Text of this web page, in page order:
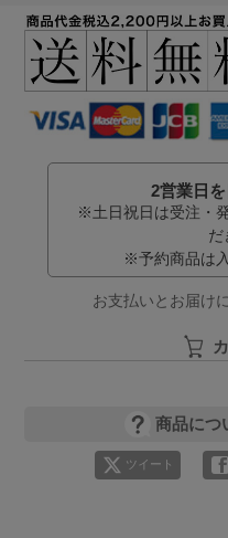
2営業日
※土日祝日は受注・
だ
※予約商品は
お支払いとお届け
商品につ
ツイート